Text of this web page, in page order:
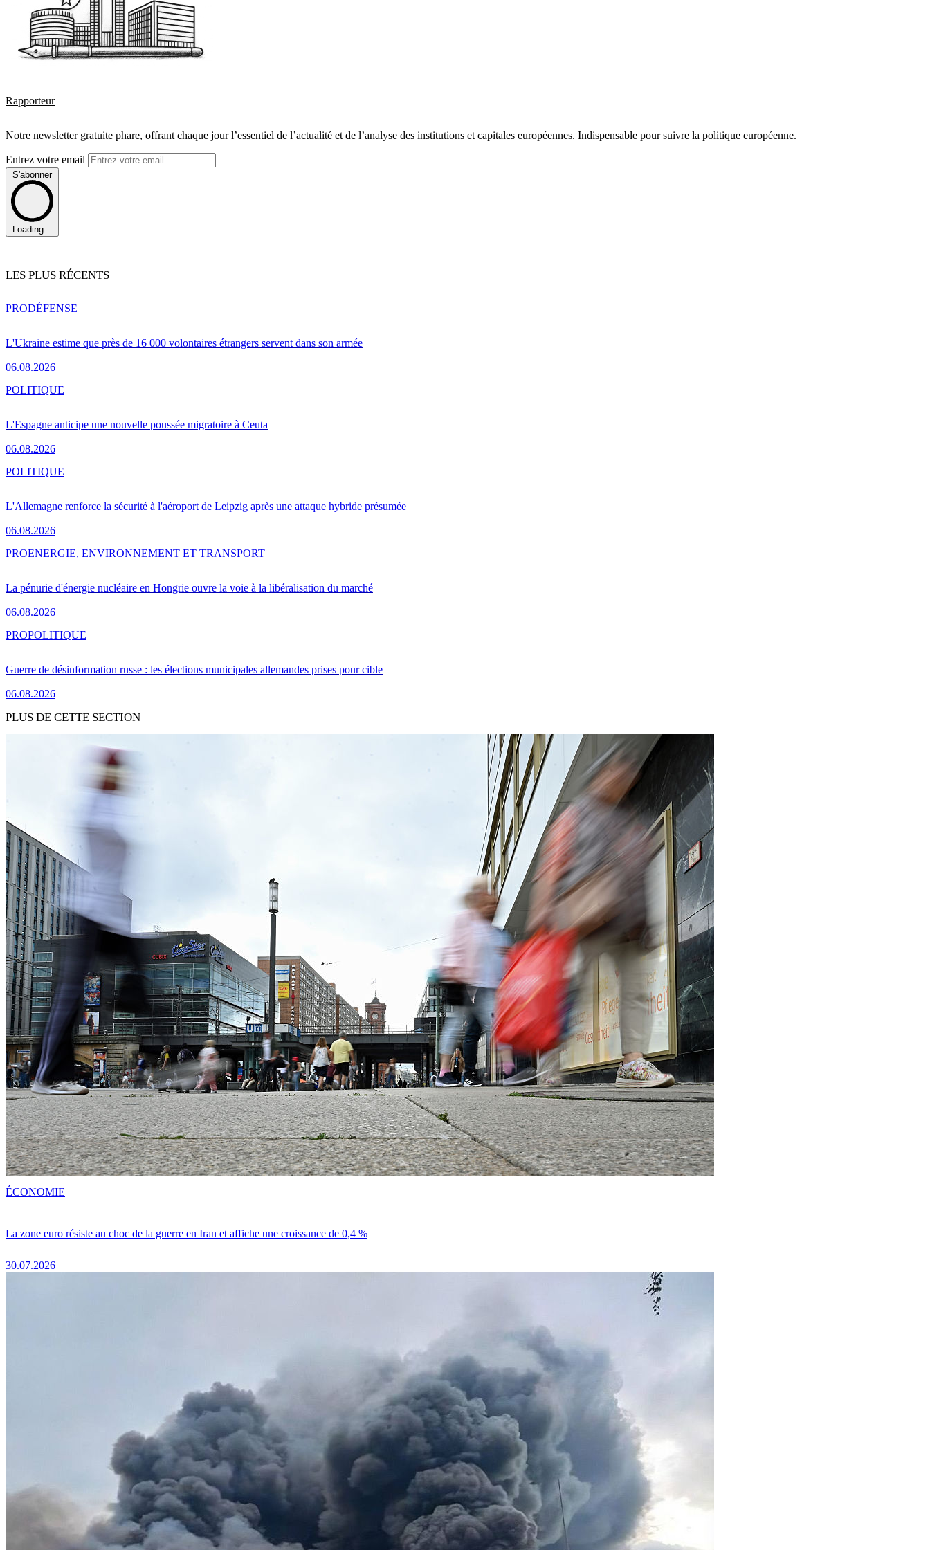
Rapporteur
Notre newsletter gratuite phare, offrant chaque jour l’essentiel de l’actualité et de l’analyse des institutions et capitales européennes. Indispensable pour suivre la politique européenne.
Entrez votre email
S'abonner
Loading...
LES PLUS RÉCENTS
L'Ukraine estime que près de 16 000 volontaires étrangers servent dans son armée
06.08.2026
PRODÉFENSE
L'Espagne anticipe une nouvelle poussée migratoire à Ceuta
06.08.2026
POLITIQUE
L'Allemagne renforce la sécurité à l'aéroport de Leipzig après une attaque hybride présumée
06.08.2026
POLITIQUE
La pénurie d'énergie nucléaire en Hongrie ouvre la voie à la libéralisation du marché
06.08.2026
PROENERGIE, ENVIRONNEMENT ET TRANSPORT
Guerre de désinformation russe : les élections municipales allemandes prises pour cible
06.08.2026
PROPOLITIQUE
PLUS DE CETTE SECTION
La zone euro résiste au choc de la guerre en Iran et affiche une croissance de 0,4 %
30.07.2026
ÉCONOMIE